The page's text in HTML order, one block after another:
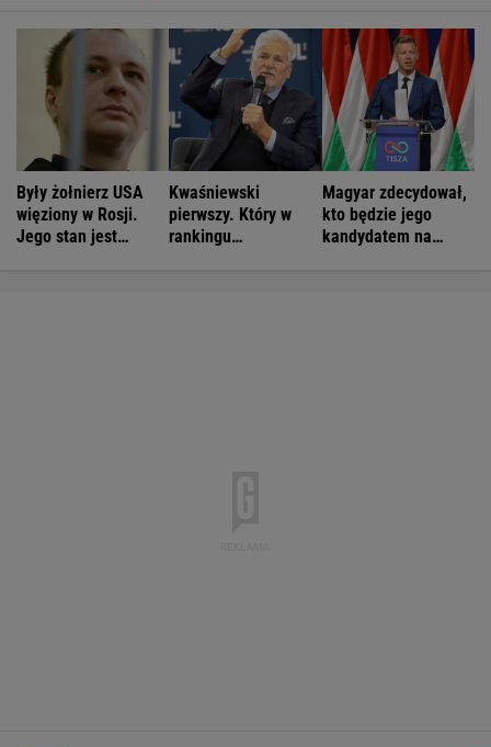
Były żołnierz USA
więziony w Rosji.
Jego stan jest
Kwaśniewski
pierwszy. Który w
rankingu
Magyar zdecydował,
kto będzie jego
kandydatem na